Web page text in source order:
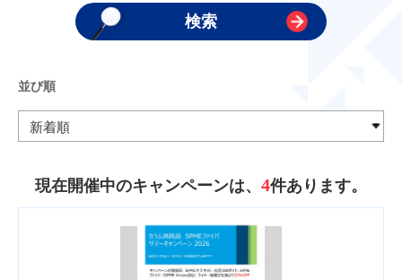
並び順
現在開催中のキャンペーンは、 4件あります。